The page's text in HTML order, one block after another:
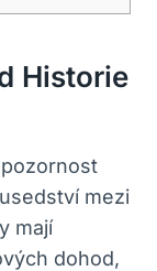
Historie
mezi
mají
dohod,